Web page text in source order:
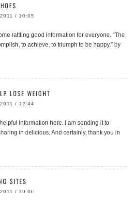
/ 10:05
rattling good information for everyone. “The
to achieve, to triumph to be happy.” by
LOSE WEIGHT
/ 12:44
information here. I am sending it to
in delicious. And certainly, thank you in
SITES
/ 19:06